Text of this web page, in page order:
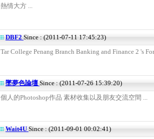
熱情大方 ...
DBF2 Since : (2011-07-11 17:45:23)
Tar College Penang Branch Banking and Finance 2 's
墜夢色論壇 Since : (2011-07-26 15:39:20)
個人的Photoshop作品 素材收集以及朋友交流空間 ...
Wait4U Since : (2011-09-01 00:02:41)